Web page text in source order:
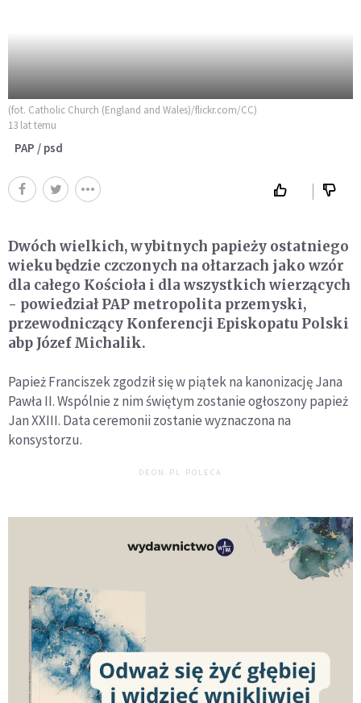
(fot. Catholic Church (England and Wales)/flickr.com/CC)
13 lat temu
PAP / psd
Dwóch wielkich, wybitnych papieży ostatniego
wieku będzie czczonych na ołtarzach jako wzór
dla całego Kościoła i dla wszystkich wierzących
- powiedział PAP metropolita przemyski,
przewodniczący Konferencji Episkopatu Polski
abp Józef Michalik.
Papież Franciszek zgodził się w piątek na kanonizację Jana
Pawła II. Wspólnie z nim świętym zostanie ogłoszony papież
Jan XXIII. Data ceremonii zostanie wyznaczona na
konsystorzu.
DEON.PL POLECA